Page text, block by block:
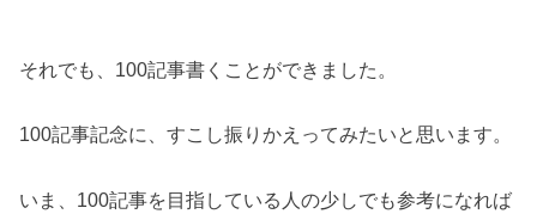
それでも、100記事書くことができました。
100記事記念に、すこし振りかえってみたいと思います。
いま、100記事を目指している人の少しでも参考になれば